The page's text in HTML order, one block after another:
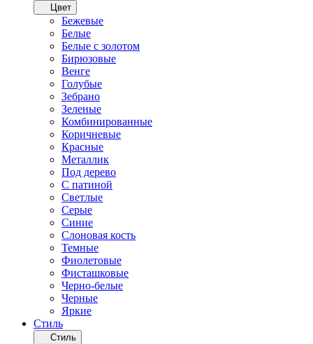
Цвет
Бежевые
Белые
Белые с золотом
Бирюзовые
Венге
Голубые
Зебрано
Зеленые
Комбинированные
Коричневые
Красные
Металлик
Под дерево
С патиной
Светлые
Серые
Синие
Слоновая кость
Темные
Фиолетовые
Фисташковые
Черно-белые
Черные
Яркие
Стиль
Стиль